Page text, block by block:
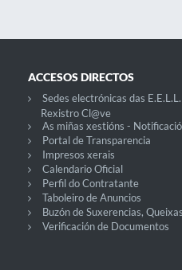
ACCESOS DIRECTOS
Sedes electrónicas das
Rexistro Cl@ve
As miñas xestións -
Portal de Transparencia
Impresos xerais
Calendario Oficial
Perfil do Contratante
Taboleiro de Anuncios
Buzón de Suxerencias,
Verificación de Documentos